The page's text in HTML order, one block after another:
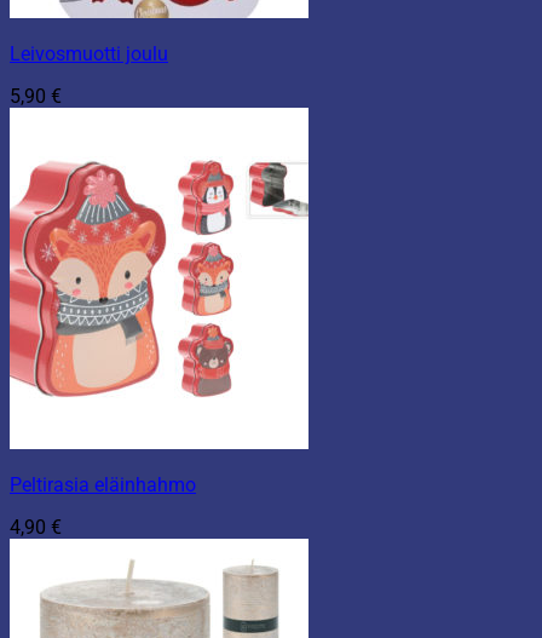
Leivosmuotti joulu
5,90 €
Peltirasia eläinhahmo
4,90 €